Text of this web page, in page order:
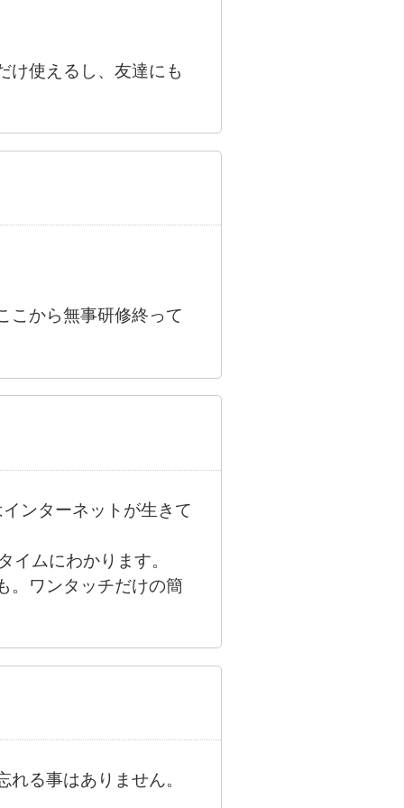
け使えるし、友達にも
から無事研修終って
ンターネットが生きて
ムにわかります。
。ワンタッチだけの簡
る事はありません。